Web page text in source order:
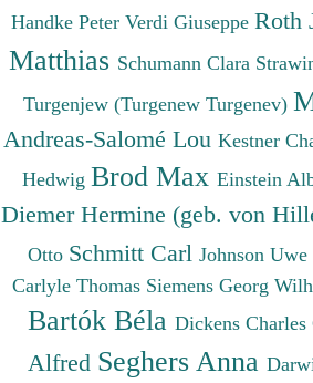
Handke Peter Verdi Giuseppe Roth
Matthias Schumann Clara
Turgenjew (Turgenew Turgenev)
Andreas-Salomé Lou Kestner
Hedwig Brod Max Einstein
Diemer Hermine (geb. von
Otto Schmitt Carl Johnson Uwe
Carlyle Thomas Siemens Georg
Bartók Béla Dickens Charles
Alfred Seghers Anna